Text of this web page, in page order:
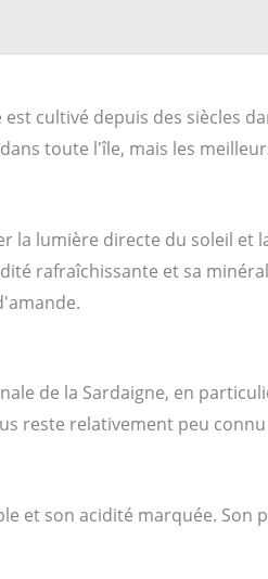
cultivé depuis des siècles
toute l'île, mais les
la lumière directe du soleil et
rafraîchissante et sa
de la Sardaigne, en
reste relativement peu
et son acidité marquée. Son